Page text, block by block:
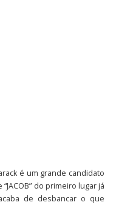
é um grande candidato
do primeiro lugar já
de desbancar o que